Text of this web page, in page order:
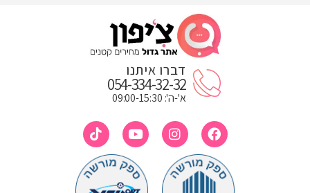
דברו איתנו
054-334-32-32
א'-ה': 09:00-15:30